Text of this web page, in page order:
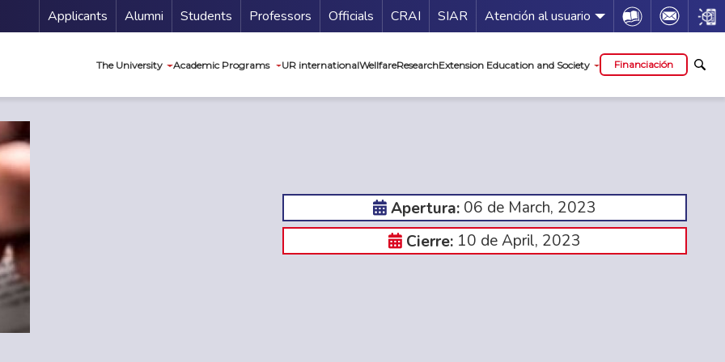
Menu Secundario
Applicants Alumni Students Professors Officials Guía de servicios
CRAI SIAR Atención al usuario Icon Icon Icon
The University Academic Programs UR internationalWellfareResearchExtension Education and Society Financiación
Apertura: 06 de March, 2023
Cierre: 10 de April, 2023